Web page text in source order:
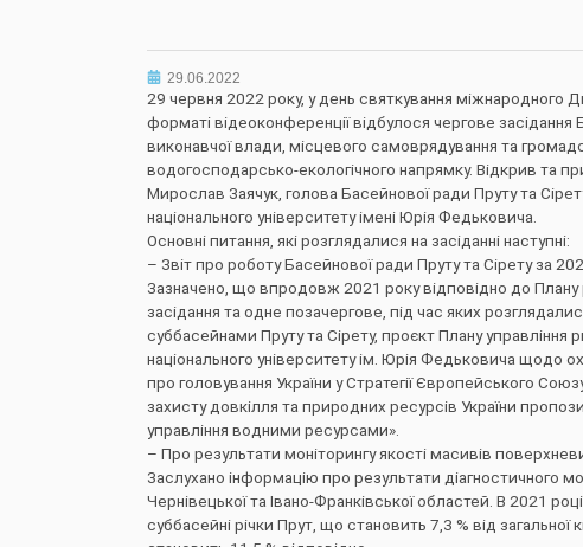
29.06.2022
29 червня 2022 року, у день святкування міжнародного
форматі відеоконференції відбулося чергове
виконавчої влади, місцевого самоврядування та
водогосподарсько-екологічного напрямку. Відкрив та
Мирослав Заячук, голова Басейнової ради Пруту та
національного університету імені Юрія Федьковича.
Основні питання, які розглядалися на засіданні наступні:
– Звіт про роботу Басейнової ради Пруту та Сірету за
Зазначено, що впродовж 2021 року відповідно до
засідання та одне позачергове, під час яких
суббасейнами Пруту та Сірету, проєкт Плану
національного університету ім. Юрія Федьковича щодо
про головування України у Стратегії Європейського
захисту довкілля та природних ресурсів України
управління водними ресурсами».
– Про результати моніторингу якості масивів
Заслухано інформацію про результати діагностичного
Чернівецької та Івано-Франківської областей. В 2021
суббасейні річки Прут, що становить 7,3 % від